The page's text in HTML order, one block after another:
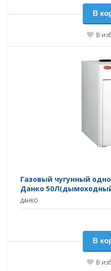
В
В
Газовый чугунный
Данко
ДАНКО
В
В